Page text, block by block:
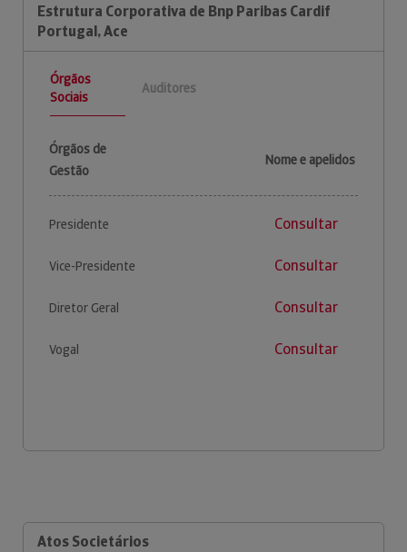
Estrutura Corporativa de Bnp Paribas Cardif
Portugal, Ace
Órgãos
Sociais
Auditores
Órgãos de
Gestão
Nome e apelidos
Presidente Consultar
Vice-Presidente Consultar
Diretor Geral Consultar
Vogal Consultar
Atos Societários